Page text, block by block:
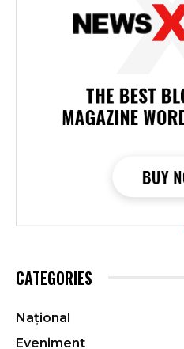
CATEGORIES
Național
Eveniment